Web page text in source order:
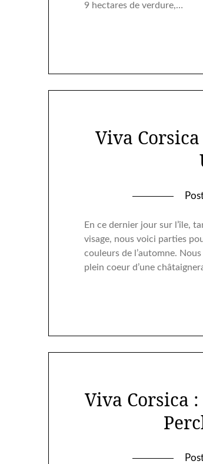
9 hectares de verdure,…
Viva
En ce dernier jour sur l’île,
visage, nous voici parties
couleurs de l’automne.
plein coeur d’une
Viva Corsica